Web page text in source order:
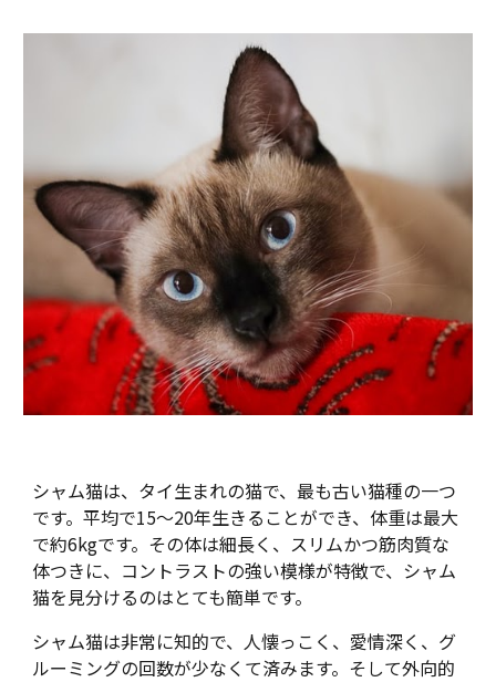
シャム猫は、タイ生まれの猫で、最も古い猫種の一つ
です。平均で15～20年生きることができ、体重は最大
で約6kgです。その体は細長く、スリムかつ筋肉質な
体つきに、コントラストの強い模様が特徴で、シャム
猫を見分けるのはとても簡単です。
シャム猫は非常に知的で、人懐っこく、愛情深く、グ
ルーミングの回数が少なくて済みます。そして外向的